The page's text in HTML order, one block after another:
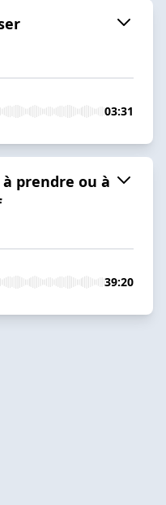
03:31
prendre ou à
39:20